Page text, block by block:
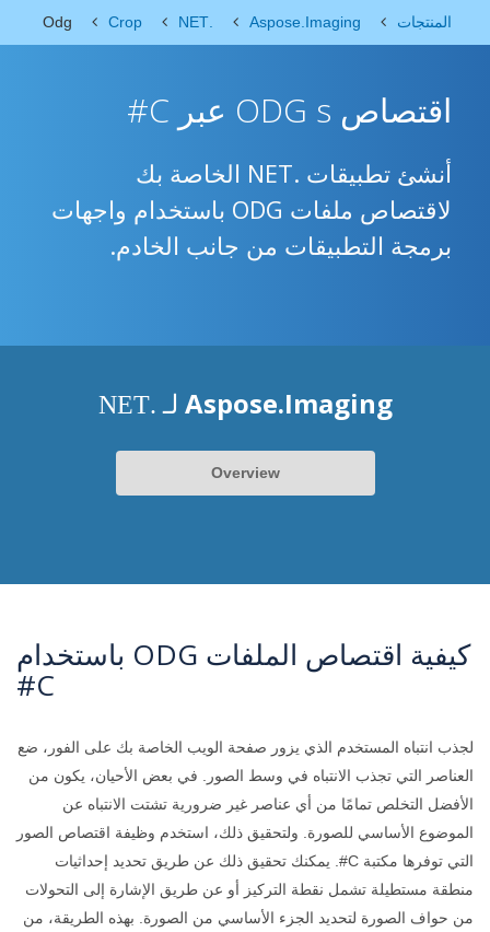
المنتجات Aspose.Imaging
Crop
Odg
اقتصاص ODG s عبر C#
أنشئ تطبيقات .NET الخاصة بك
لاقتصاص ملفات ODG باستخدام واجهات
برمجة التطبيقات من جانب الخادم.
Aspose.Imaging لـ .NET
Overview
كيفية اقتصاص الملفات ODG باستخدام
C#
لجذب انتباه المستخدم الذي يزور صفحة الويب الخاصة بك على الفور، ضع
العناصر التي تجذب الانتباه في وسط الصور. في بعض الأحيان، يكون من
الأفضل التخلص تمامًا من أي عناصر غير ضرورية تشتت الانتباه عن
الموضوع الأساسي للصورة. ولتحقيق ذلك، استخدم وظيفة اقتصاص الصور
التي توفرها مكتبة C#. يمكنك تحقيق ذلك عن طريق تحديد إحداثيات
منطقة مستطيلة تشمل نقطة التركيز أو عن طريق الإشارة إلى التحولات
من حواف الصورة لتحديد الجزء الأساسي من الصورة. بهذه الطريقة، من